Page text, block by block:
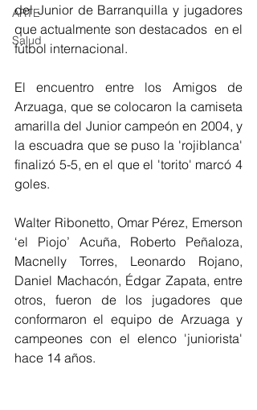
ARTE
Salud
del Junior de Barranquilla y jugadores
que actualmente son destacados  en el
fútbol internacional.
El encuentro entre los Amigos de
Arzuaga, que se colocaron la camiseta
amarilla del Junior campeón en 2004, y
la escuadra que se puso la 'rojiblanca'
finalizó 5-5, en el que el 'torito' marcó 4
goles.
Walter Ribonetto, Omar Pérez, Emerson
‘el Piojo’ Acuña, Roberto Peñaloza,
Macnelly Torres, Leonardo Rojano,
Daniel Machacón, Édgar Zapata, entre
otros, fueron de los jugadores que
conformaron el equipo de Arzuaga y
campeones con el elenco 'juniorista'
hace 14 años.